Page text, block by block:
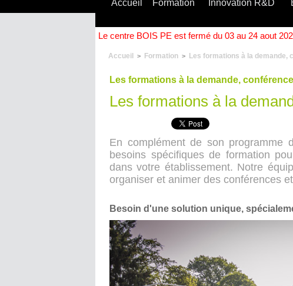
Accueil Formation Innovation R&D
Le centre BOIS PE est fermé du 03 au 24 aout
Accueil > Formation > Les formations à la demande,
Les formations à la demande,
Les formations à la
En complément de son
besoins spécifiques de formation
dans votre établissement. Notre
organiser et animer des conférences
Besoin d'une solution unique,